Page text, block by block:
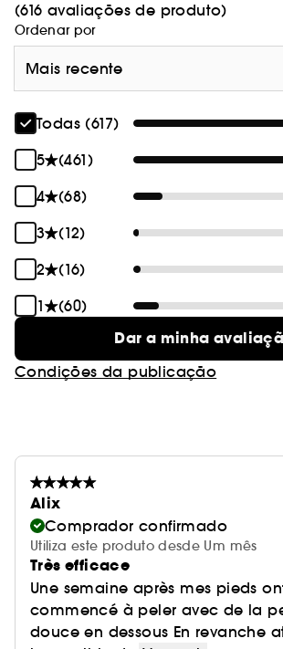
(616 avaliações de produto)
Ordenar por
Mais recente
Todas (617)
5
(461)
4
(68)
3
(12)
2
(16)
1
(60)
Dar a minha
Condições da publicação
Alix
Comprador confirmado
Utiliza este produto desde Um mês
Très efficace
Une semaine après mes pieds
commencé à peler avec de la
douce en dessous En revanche